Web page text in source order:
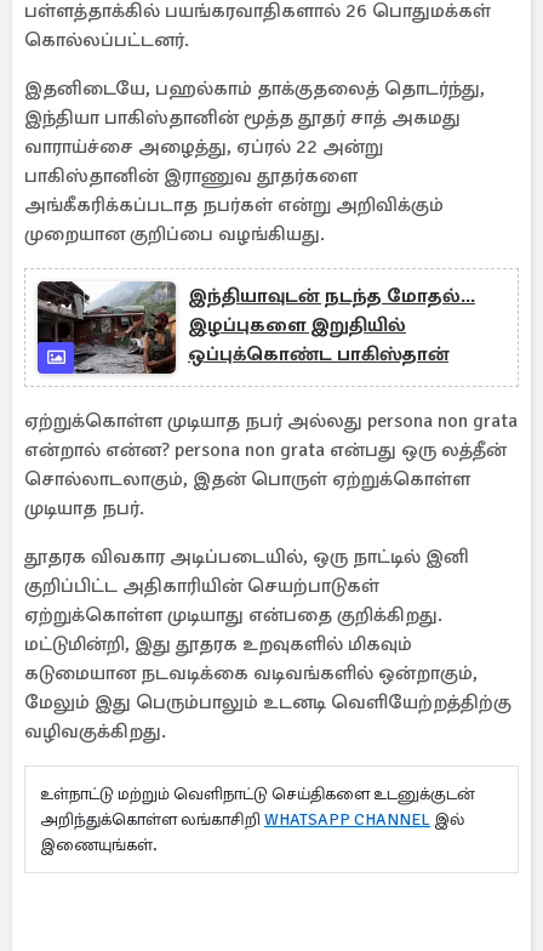
பள்ளத்தாக்கில் பயங்கரவாதிகளால் 26 பொதுமக்கள்
கொல்லப்பட்டனர்.
இதனிடையே, பஹல்காம் தாக்குதலைத் தொடர்ந்து,
இந்தியா பாகிஸ்தானின் மூத்த தூதர் சாத் அகமது
வாராய்ச்சை அழைத்து, ஏப்ரல் 22 அன்று
பாகிஸ்தானின் இராணுவ தூதர்களை
அங்கீகரிக்கப்படாத நபர்கள் என்று அறிவிக்கும்
முறையான குறிப்பை வழங்கியது.
இந்தியாவுடன் நடந்த மோதல்...
இழப்புகளை இறுதியில்
ஒப்புக்கொண்ட பாகிஸ்தான்
ஏற்றுக்கொள்ள முடியாத நபர் அல்லது persona non grata
என்றால் என்ன? persona non grata என்பது ஒரு லத்தீன்
சொல்லாடலாகும், இதன் பொருள் ஏற்றுக்கொள்ள
முடியாத நபர்.
தூதரக விவகார அடிப்படையில், ஒரு நாட்டில் இனி
குறிப்பிட்ட அதிகாரியின் செயற்பாடுகள்
ஏற்றுக்கொள்ள முடியாது என்பதை குறிக்கிறது.
மட்டுமின்றி, இது தூதரக உறவுகளில் மிகவும்
கடுமையான நடவடிக்கை வடிவங்களில் ஒன்றாகும்,
மேலும் இது பெரும்பாலும் உடனடி வெளியேற்றத்திற்கு
வழிவகுக்கிறது.
உள்நாட்டு மற்றும் வெளிநாட்டு செய்திகளை உடனுக்குடன்
அறிந்துக்கொள்ள லங்காசிறி WHATSAPP CHANNEL இல்
இணையுங்கள்.